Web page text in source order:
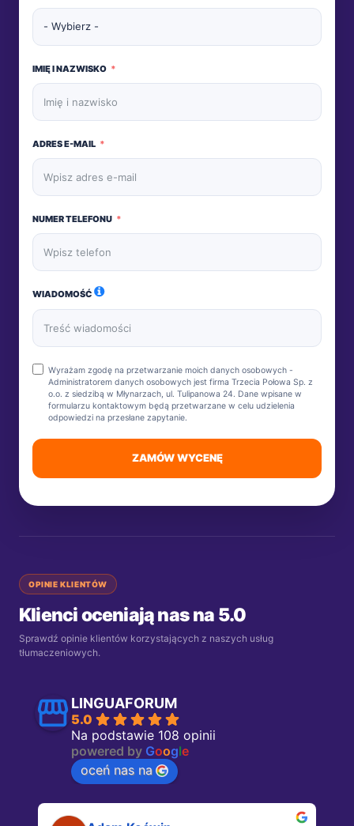
IMIĘ I NAZWISKO
ADRES E-MAIL
NUMER TELEFONU
WIADOMOŚĆ
Wyrażam zgodę na przetwarzanie moich danych osobowych -
Administratorem danych osobowych jest firma Trzecia Połowa Sp. z
o.o. z siedzibą w Młynarzach, ul. Tulipanowa 24. Dane wpisane w
formularzu kontaktowym będą przetwarzane w celu udzielenia
odpowiedzi na przesłane zapytanie.
ZAMÓW WYCENĘ
OPINIE KLIENTÓW
Klienci oceniają nas na 5.0
Sprawdź opinie klientów korzystających z naszych usług
tłumaczeniowych.
LINGUAFORUM
5.0
Na podstawie 108 opinii
powered by Google
oceń nas na